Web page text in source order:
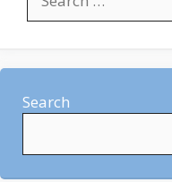
for:
Search